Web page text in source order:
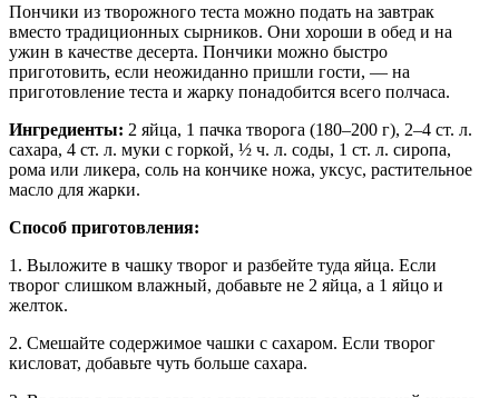
Пончики из творожного теста можно подать на завтрак
вместо традиционных сырников. Они хороши в обед и на
ужин в качестве десерта. Пончики можно быстро
приготовить, если неожиданно пришли гости, — на
приготовление теста и жарку понадобится всего полчаса.
Ингредиенты: 2 яйца, 1 пачка творога (180–200 г), 2–4 ст. л.
сахара, 4 ст. л. муки с горкой, ½ ч. л. соды, 1 ст. л. сиропа,
рома или ликера, соль на кончике ножа, уксус, растительное
масло для жарки.
Способ приготовления:
1. Выложите в чашку творог и разбейте туда яйца. Если
творог слишком влажный, добавьте не 2 яйца, а 1 яйцо и
желток.
2. Смешайте содержимое чашки с сахаром. Если творог
кисловат, добавьте чуть больше сахара.